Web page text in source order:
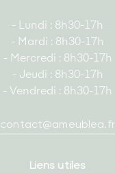
- Lundi : 8h30-17h
- Mardi : 8h30-17h
- Mercredi : 8h30-17h
- Jeudi : 8h30-17h
- Vendredi : 8h30-17h
contact@ameublea.fr
Liens utiles